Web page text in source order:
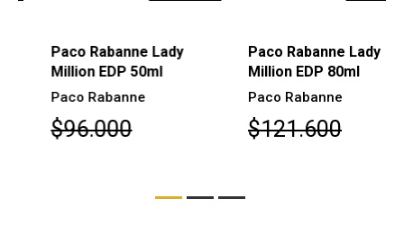
Paco Rabanne Lady
Million EDP 50ml
Paco Rabanne
$96.000
Paco Rabanne Lady
Million EDP 80ml
Paco Rabanne
$121.600